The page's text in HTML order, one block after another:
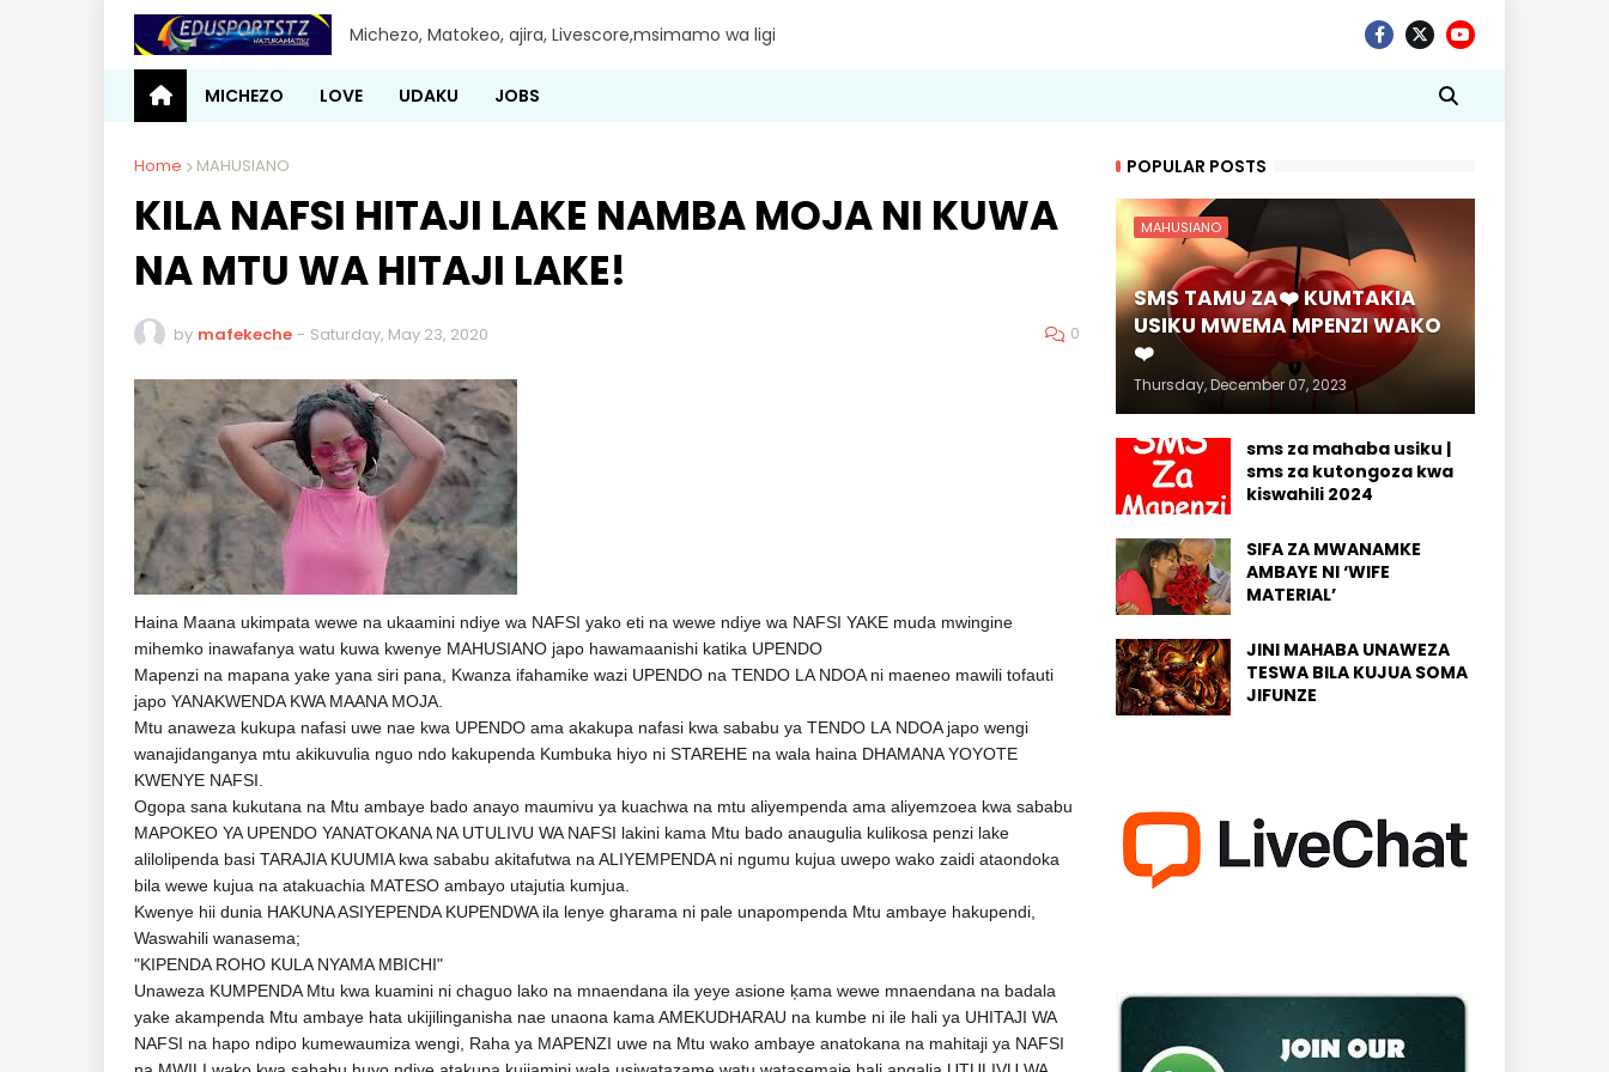
Michezo, Matokeo, ajira, Livescore,msimamo wa ligi
MICHEZO LOVE UDAKU JOBS
Home MAHUSIANO
KILA NAFSI HITAJI LAKE NAMBA MOJA NI KUWA
NA MTU WA HITAJI LAKE!
by mafekeche - Saturday, May 23, 2020 0
Haina Maana ukimpata wewe na ukaamini ndiye wa NAFSI yako eti na wewe ndiye wa NAFSI YAKE muda mwingine
mihemko inawafanya watu kuwa kwenye MAHUSIANO japo hawamaanishi katika UPENDO
Mapenzi na mapana yake yana siri pana, Kwanza ifahamike wazi UPENDO na TENDO LA NDOA ni maeneo mawili tofauti
japo YANAKWENDA KWA MAANA MOJA.
Mtu anaweza kukupa nafasi uwe nae kwa UPENDO ama akakupa nafasi kwa sababu ya TENDO LA NDOA japo wengi
wanajidanganya mtu akikuvulia nguo ndo kakupenda Kumbuka hiyo ni STAREHE na wala haina DHAMANA YOYOTE
KWENYE NAFSI.
Ogopa sana kukutana na Mtu ambaye bado anayo maumivu ya kuachwa na mtu aliyempenda ama aliyemzoea kwa sababu
MAPOKEO YA UPENDO YANATOKANA NA UTULIVU WA NAFSI lakini kama Mtu bado anaugulia kulikosa penzi lake
alilolipenda basi TARAJIA KUUMIA kwa sababu akitafutwa na ALIYEMPENDA ni ngumu kujua uwepo wako zaidi ataondoka
bila wewe kujua na atakuachia MATESO ambayo utajutia kumjua.
Kwenye hii dunia HAKUNA ASIYEPENDA KUPENDWA ila lenye gharama ni pale unapompenda Mtu ambaye hakupendi,
Waswahili wanasema;
"KIPENDA ROHO KULA NYAMA MBICHI"
Unaweza KUMPENDA Mtu kwa kuamini ni chaguo lako na mnaendana ila yeye asione ķama wewe mnaendana na badala
yake akampenda Mtu ambaye hata ukijilinganisha nae unaona kama AMEKUDHARAU na kumbe ni ile hali ya UHITAJI WA
NAFSI na hapo ndipo kumewaumiza wengi, Raha ya MAPENZI uwe na Mtu wako ambaye anatokana na mahitaji ya NAFSI
POPULAR POSTS
MAHUSIANO
SMS TAMU ZA❤️ KUMTAKIA
USIKU MWEMA MPENZI WAKO
❤️
Thursday, December 07, 2023
sms za mahaba usiku |
sms za kutongoza kwa
kiswahili 2024
SIFA ZA MWANAMKE
AMBAYE NI ‘WIFE
MATERIAL’
JINI MAHABA UNAWEZA
TESWA BILA KUJUA SOMA
JIFUNZE